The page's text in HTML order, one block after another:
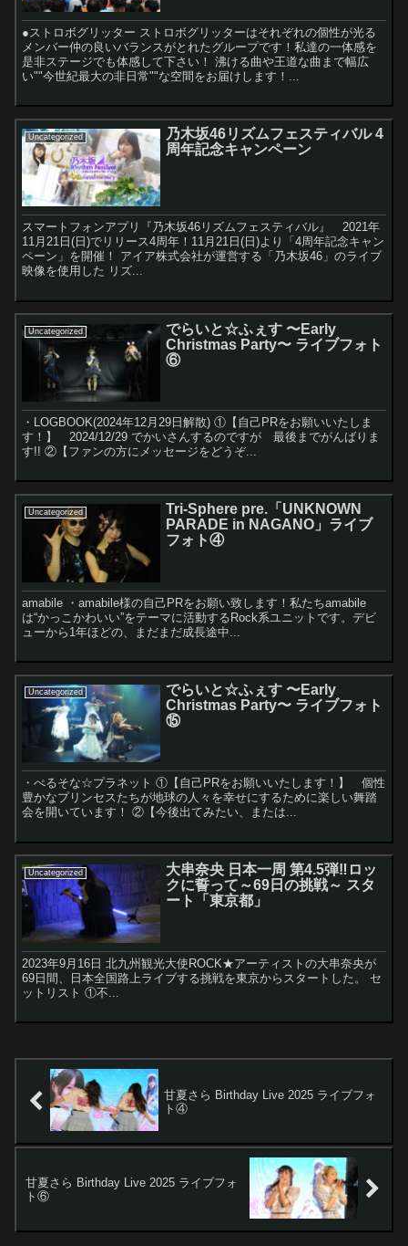
●ストロボグリッター ストロボグリッターはそれぞれの個性が光る
メンバー仲の良いバランスがとれたグループです！私達の一体感を
是非ステージでも体感して下さい！ 沸ける曲や王道な曲まで幅広
い""今世紀最大の非日常""な空間をお届けします！...
Uncategorized
乃木坂46リズムフェスティバル 4
周年記念キャンペーン
スマートフォンアプリ『乃木坂46リズムフェスティバル』 2021年
11月21日(日)でリリース4周年！11月21日(日)より「4周年記念キャン
ペーン」を開催！ アイア株式会社が運営する「乃木坂46」のライブ
映像を使用した リズ...
Uncategorized
でらいと☆ふぇす 〜Early
Christmas Party〜 ライブフォト
⑥
・LOGBOOK(2024年12月29日解散) ①【自己PRをお願いいたしま
す！】 2024/12/29 でかいさんするのですが 最後までがんばりま
す!! ②【ファンの方にメッセージをどうぞ...
Uncategorized
Tri-Sphere pre.「UNKNOWN
PARADE in NAGANO」ライブ
フォト④
amabile ・amabile様の自己PRをお願い致します！私たちamabile
は“かっこかわいい”をテーマに活動するRock系ユニットです。デビ
ューから1年ほどの、まだまだ成長途中...
Uncategorized
でらいと☆ふぇす 〜Early
Christmas Party〜 ライブフォト
⑮
・ぺるそな☆プラネット ①【自己PRをお願いいたします！】 個性
豊かなプリンセスたちが地球の人々を幸せにするために楽しい舞踏
会を開いています！ ②【今後出てみたい、または...
Uncategorized
大串奈央 日本一周 第4.5弾‼︎ロッ
クに誓って～69日の挑戦～ スタ
ート「東京都」
2023年9月16日 北九州観光大使ROCK★アーティストの大串奈央が
69日間、日本全国路上ライブする挑戦を東京からスタートした。 セ
ットリスト ①不...
甘夏さら Birthday Live 2025 ライブフォ
ト④
甘夏さら Birthday Live 2025 ライブフォ
ト⑥